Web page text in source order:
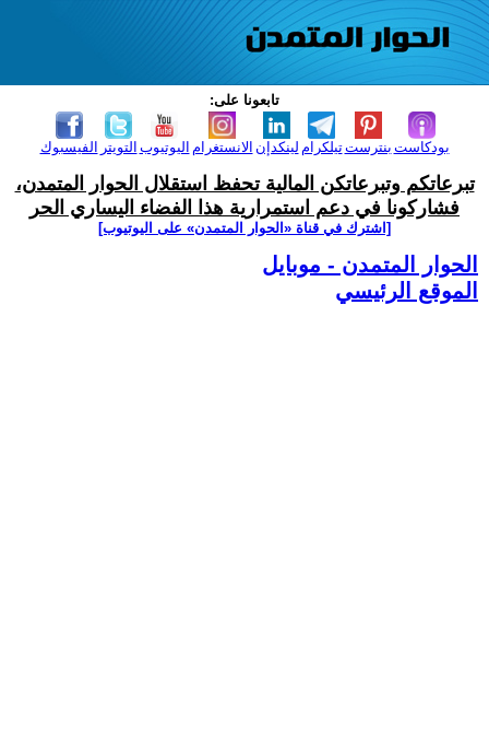
تابعونا على:
الفيسبوك التويتر اليوتيوب الانستغرام لينكدإن تيلكرامبنترست بودكاست
تبرعاتكم وتبرعاتكن المالية تحفظ استقلال الحوار المتمدن،
فشاركونا في دعم استمرارية هذا الفضاء اليساري الحر
[اشترك في قناة ‫«الحوار المتمدن» على اليوتيوب]
الحوار المتمدن - موبايل
الموقع الرئيسي